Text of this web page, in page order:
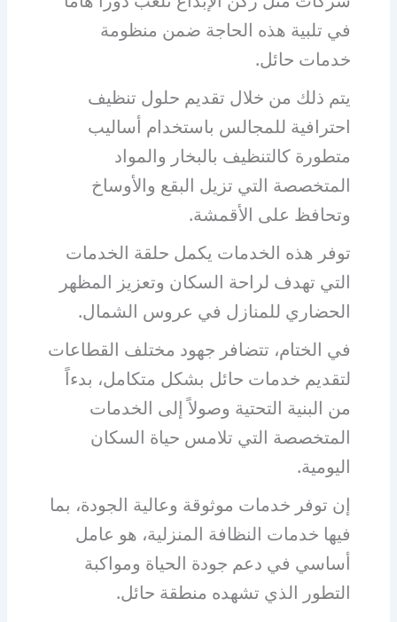
في تلبية هذه الحاجة ضمن منظومة
خدمات حائل.
يتم ذلك من خلال تقديم حلول تنظيف
احترافية للمجالس باستخدام أساليب
متطورة كالتنظيف بالبخار والمواد
المتخصصة التي تزيل البقع والأوساخ
وتحافظ على الأقمشة.
توفر هذه الخدمات يكمل حلقة الخدمات
التي تهدف لراحة السكان وتعزيز المظهر
الحضاري للمنازل في عروس الشمال.
في الختام، تتضافر جهود مختلف القطاعات
لتقديم خدمات حائل بشكل متكامل، بدءاً
من البنية التحتية وصولاً إلى الخدمات
المتخصصة التي تلامس حياة السكان
اليومية.
إن توفر خدمات موثوقة وعالية الجودة، بما
فيها خدمات النظافة المنزلية، هو عامل
أساسي في دعم جودة الحياة ومواكبة
التطور الذي تشهده منطقة حائل.